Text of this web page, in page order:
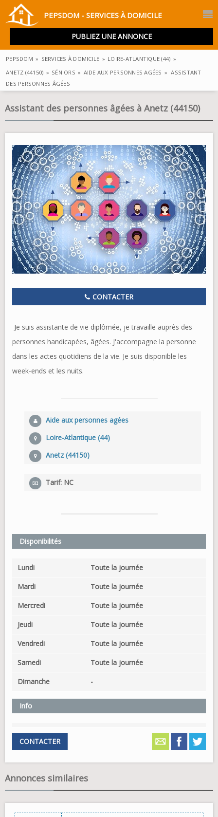
PEPSDOM - SERVICES À DOMICILE
PUBLIEZ UNE ANNONCE
PEPSDOM » SERVICES À DOMICILE » LOIRE-ATLANTIQUE (44) »
ANETZ (44150) » SÉNIORS » AIDE AUX PERSONNES AGÉES » ASSISTANT
DES PERSONNES ÂGÉES
Assistant des personnes âgées à Anetz (44150)
CONTACTER
Je suis assistante de vie diplômée, je travaille auprès des
personnes handicapées, âgées. J'accompagne la personne
dans les actes quotidiens de la vie. Je suis disponible les
week-ends et les nuits.
Aide aux personnes agées
Loire-Atlantique (44)
Anetz (44150)
Tarif: NC
Disponibilités
Lundi Toute la journée
Mardi Toute la journée
Mercredi Toute la journée
Jeudi Toute la journée
Vendredi Toute la journée
Samedi Toute la journée
Dimanche -
Info
CONTACTER
Annonces similaires